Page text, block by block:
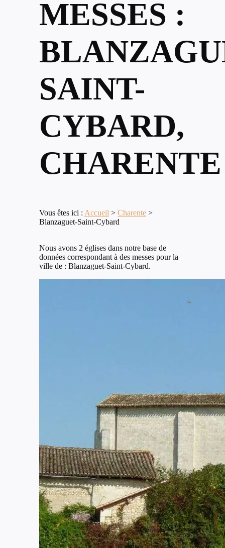
MESSES :
SAINT-
CYBARD,
CHARENTE
Vous êtes ici : Accueil > Charente >
Blanzaguet-Saint-Cybard
Nous avons 2 églises dans notre base de
données correspondant à des messes pour la
ville de : Blanzaguet-Saint-Cybard.